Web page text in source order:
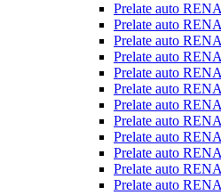
Prelate auto
Prelate auto
Prelate auto
Prelate auto
Prelate auto
Prelate auto
Prelate auto
Prelate auto
Prelate auto
Prelate auto
Prelate auto
Prelate auto